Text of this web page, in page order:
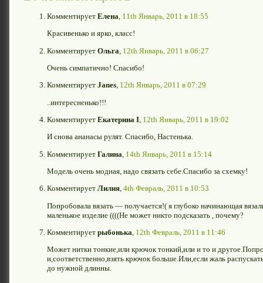
Комментирует Елена 11th Январь, 2011 в 18:55
Красивенько и ярко, класс!
Комментирует Ольга 12th Январь, 2011 в 06:27
Очень симпатично! Спасибо!
Комментирует Janes, 12th Январь, 2011 в 07:29
..интересненько!!!
Комментирует Екатерина I 12th Январь, 2011 в 19:02
И снова ананасы рулят. Спасибо, Настенька.
Комментирует Галина 14th Январь, 2011 в 15:14
Модель очень модная, надо связать себе.Спасибо за схемку!
Комментирует Лилия, 4th Февраль, 2011 в 10:53
Попробовала вязать — получается!( я глубоко начинающая
маленькое изделие ((((Не может никто подсказать , почему?
Комментирует рыбонька 12th Февраль, 2011 в 11:46
Может нитки тонкие,или крючок тонкий,или и то и
и,соответственно,взять крючок больше.Или,если жаль
до нужной длинны.